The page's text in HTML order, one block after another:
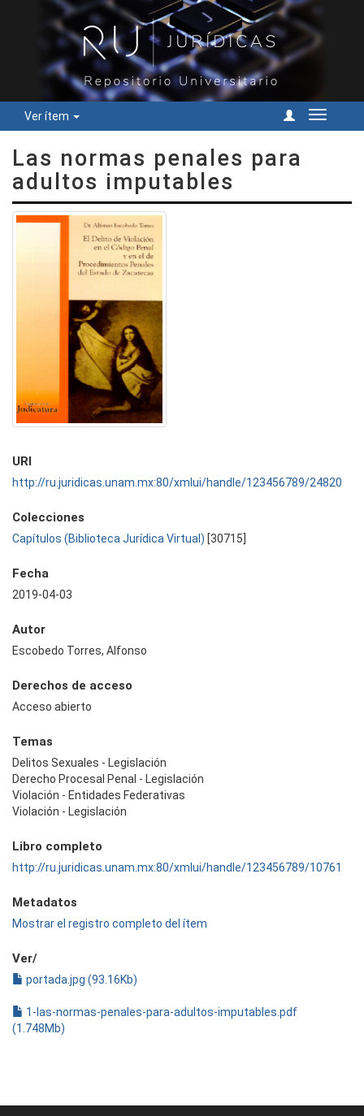
Ver ítem
Cambiar
Las normas penales para
adultos imputables
URI
http://ru.juridicas.unam.mx:80/xmlui/handle/123456789/24820
Colecciones
Capítulos (Biblioteca Jurídica Virtual) [30715]
Fecha
2019-04-03
Autor
Escobedo Torres, Alfonso
Derechos de acceso
Acceso abierto
Temas
Delitos Sexuales - Legislación
Derecho Procesal Penal - Legislación
Violación - Entidades Federativas
Violación - Legislación
Libro completo
http://ru.juridicas.unam.mx:80/xmlui/handle/123456789/10761
Metadatos
Mostrar el registro completo del ítem
Ver/
portada.jpg (93.16Kb)
1-las-normas-penales-para-adultos-imputables.pdf
(1.748Mb)